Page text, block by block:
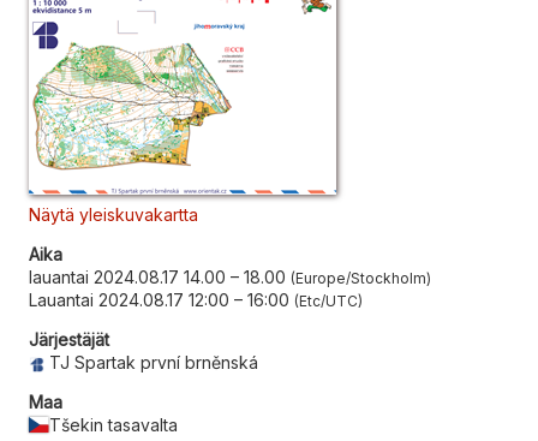
Näytä yleiskuvakartta
Aika
lauantai 2024.08.17 14.00 – 18.00 Europe/Stockholm
Lauantai 2024.08.17 12:00 – 16:00 Etc/UTC
Järjestäjät
TJ Spartak první brněnská
Maa
Tšekin tasavalta